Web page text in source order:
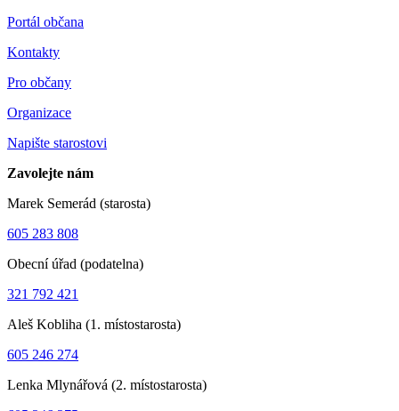
Portál občana
Kontakty
Pro občany
Organizace
Napište starostovi
Zavolejte nám
Marek Semerád (starosta)
605 283 808
Obecní úřad (podatelna)
321 792 421
Aleš Kobliha (1. místostarosta)
605 246 274
Lenka Mlynářová (2. místostarosta)